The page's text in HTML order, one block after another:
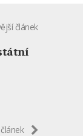
článek